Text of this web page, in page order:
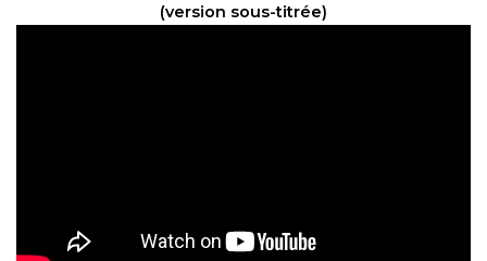
(version sous-titrée)